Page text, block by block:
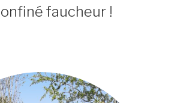
faucheur !